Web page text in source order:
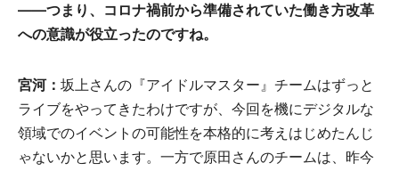
――つまり、コロナ禍前から準備されていた働き方改革
への意識が役立ったのですね。
宮河： 坂上さんの『アイドルマスター』チームはずっと
ライブをやってきたわけですが、今回を機にデジタルな
領域でのイベントの可能性を本格的に考えはじめたんじ
ゃないかと思います。一方で原田さんのチームは、昨今